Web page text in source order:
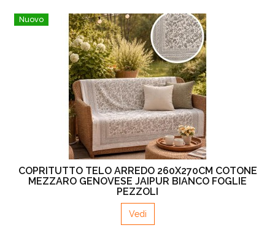
Nuovo
COPRITUTTO TELO ARREDO 260X270CM COTONE
MEZZARO GENOVESE JAIPUR BIANCO FOGLIE
PEZZOLI
Vedi